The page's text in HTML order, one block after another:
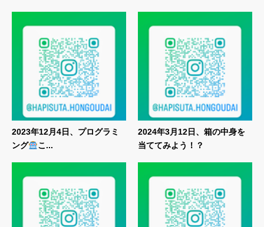
2023年12月4日、プログラミ
ング
こ...
2024年3月12日、箱の中身を
当ててみよう！？